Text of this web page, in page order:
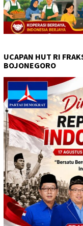
UCAPAN HUT RI
BOJONEGORO